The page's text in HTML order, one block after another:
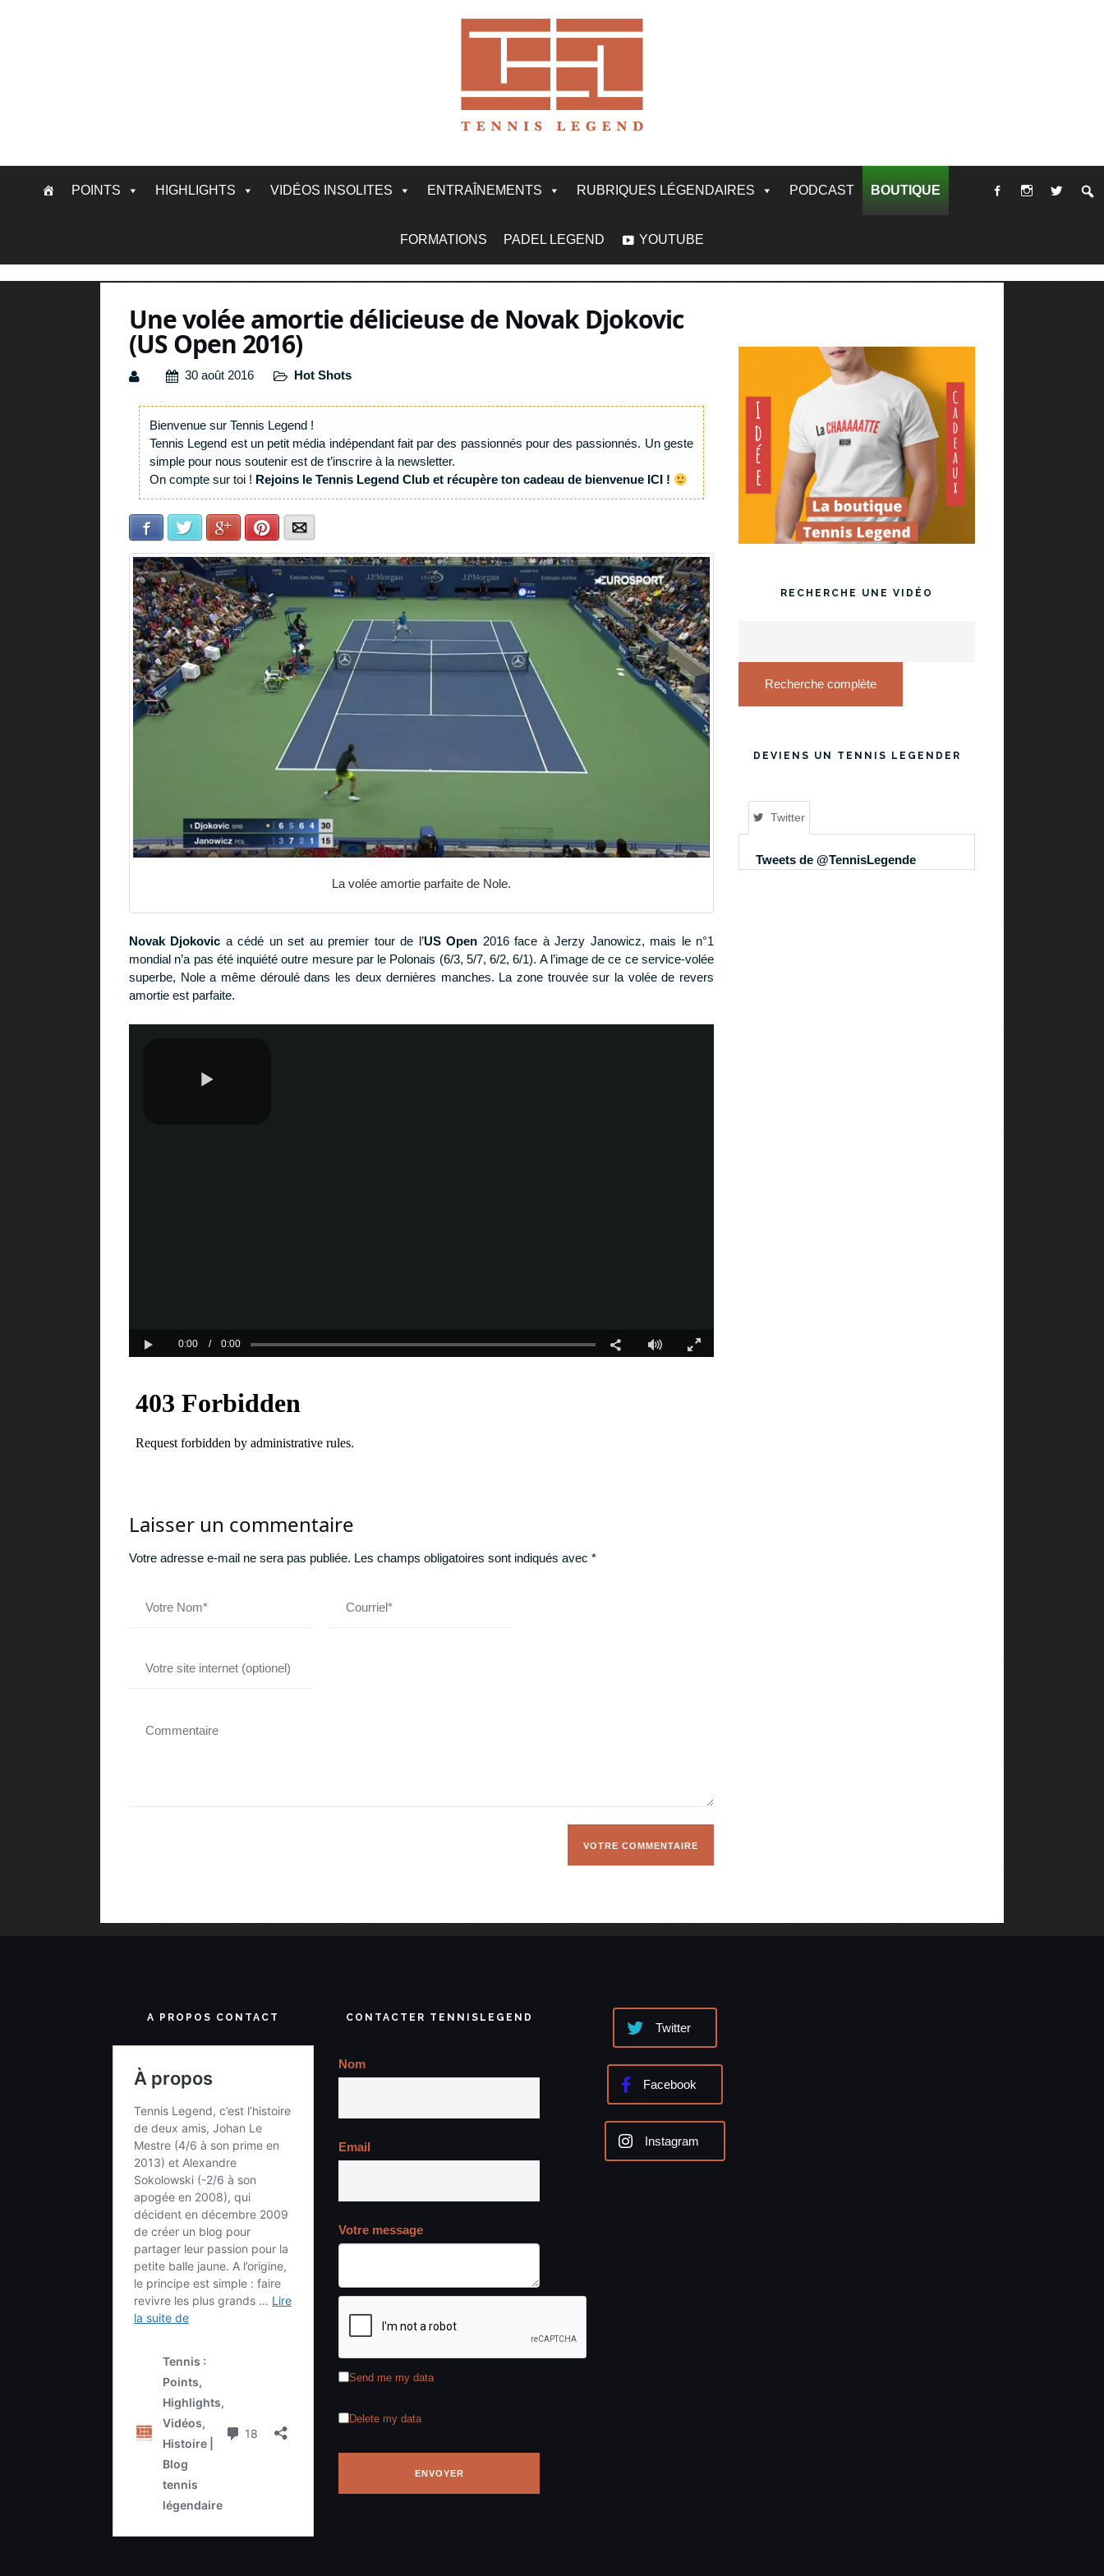
POINTS HIGHLIGHTS VIDÉOS INSOLITES ENTRAÎNEMENTS RUBRIQUES LÉGENDAIRES PODCAST BOUTIQUE
FORMATIONS PADEL LEGEND YOUTUBE
Une volée amortie délicieuse de Novak Djokovic
(US Open 2016)
30 août 2016 Hot Shots
Bienvenue sur Tennis Legend !
Tennis Legend est un petit média indépendant fait par des passionnés pour des passionnés. Un geste
simple pour nous soutenir est de t’inscrire à la newsletter.
On compte sur toi ! Rejoins le Tennis Legend Club et récupère ton cadeau de bienvenue ICI !
Facebook Twitter Google+Pinterest
La volée amortie parfaite de Nole.
Novak Djokovic a cédé un set au premier tour de l’US Open 2016 face à Jerzy Janowicz, mais le n°1
mondial n’a pas été inquiété outre mesure par le Polonais (6/3, 5/7, 6/2, 6/1). A l’image de ce ce service-volée
superbe, Nole a même déroulé dans les deux dernières manches. La zone trouvée sur la volée de revers
amortie est parfaite.
Laisser un commentaire
Votre adresse e-mail ne sera pas publiée. Les champs obligatoires sont indiqués avec *
RECHERCHE UNE VIDÉO
Recherche complète
DEVIENS UN TENNIS LEGENDER
Twitter
Tweets de @TennisLegende
A PROPOS CONTACT CONTACTER TENNISLEGEND
Nom
Email
Votre message
Send me my data
Delete my data
Twitter
Facebook
Instagram